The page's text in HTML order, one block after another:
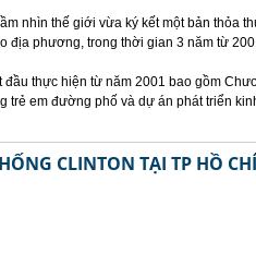
nhìn thế giới vừa ký kết một bản thỏa
địa phương, trong thời gian 3 năm từ
thực hiện từ năm 2001 bao gồm
em đường phố và dự án phát triển
CLINTON TẠI TP HỒ